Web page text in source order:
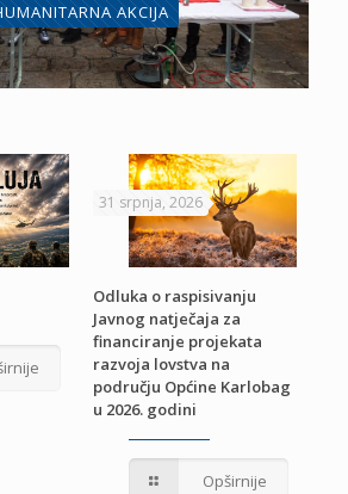
AKCIJA
31 srpnja, 2026
Odluka o raspisivanju
Javnog natječaja za
financiranje projekata
razvoja lovstva na
području Općine Karlobag
u 2026. godini
Opširnije